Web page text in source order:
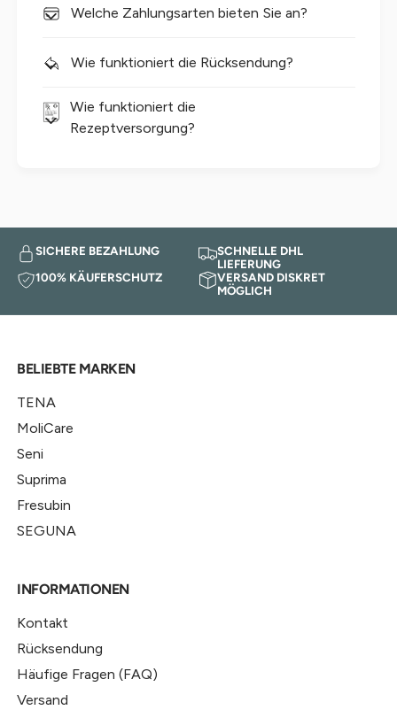
Welche Zahlungsarten bieten Sie an?
Wie funktioniert die Rücksendung?
Wie funktioniert die
Rezeptversorgung?
SICHERE BEZAHLUNG
SCHNELLE DHL
LIEFERUNG
100% KÄUFERSCHUTZ
VERSAND DISKRET
MÖGLICH
BELIEBTE MARKEN
TENA
MoliCare
Seni
Suprima
Fresubin
SEGUNA
INFORMATIONEN
Kontakt
Rücksendung
Häufige Fragen (FAQ)
Versand